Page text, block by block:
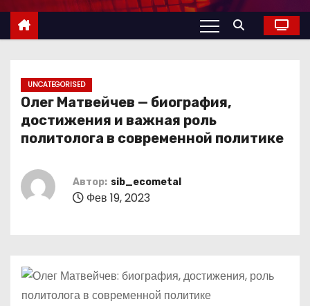
с
UNCATEGORISED
Олег Матвейчев — биография,
достижения и важная роль
политолога в современной политике
Автор: sib_ecometal
Фев 19, 2023